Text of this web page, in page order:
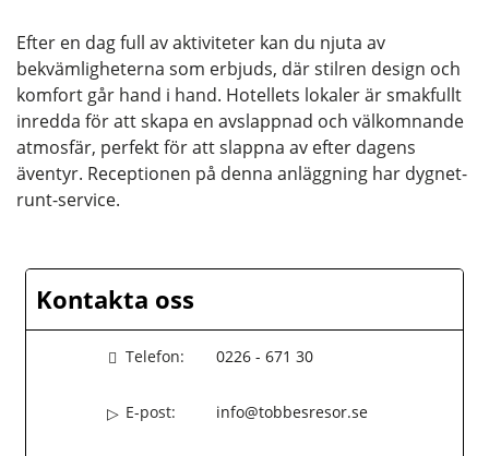
Efter en dag full av aktiviteter kan du njuta av
bekvämligheterna som erbjuds, där stilren design och
komfort går hand i hand. Hotellets lokaler är smakfullt
inredda för att skapa en avslappnad och välkomnande
atmosfär, perfekt för att slappna av efter dagens
äventyr. Receptionen på denna anläggning har dygnet-
runt-service.
Kontakta oss
Telefon: 0226 - 671 30
E-post: info@tobbesresor.se